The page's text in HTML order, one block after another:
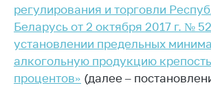
Регулирование и
контроль закупок
Защита прав
потребителей
регулирования и торговли
Беларусь от 2 октября 2017 г. №
установлении предельных
алкогольную продукцию
процентов» (далее –